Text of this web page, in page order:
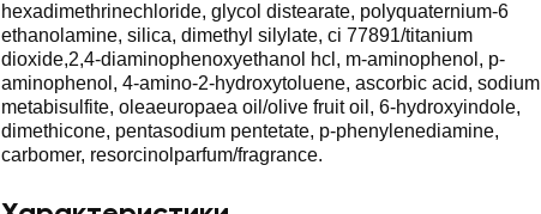
hexadimethrinechloride, glycol distearate, polyquaternium-6
ethanolamine, silica, dimethyl silylate, ci 77891/titanium
dioxide,2,4-diaminophenoxyethanol hcl, m-aminophenol, p-
aminophenol, 4-amino-2-hydroxytoluene, ascorbic acid, sodium
metabisulfite, oleaeuropaea oil/olive fruit oil, 6-hydroxyindole,
dimethicone, pentasodium pentetate, p-phenylenediamine,
carbomer, resorcinolparfum/fragrance.